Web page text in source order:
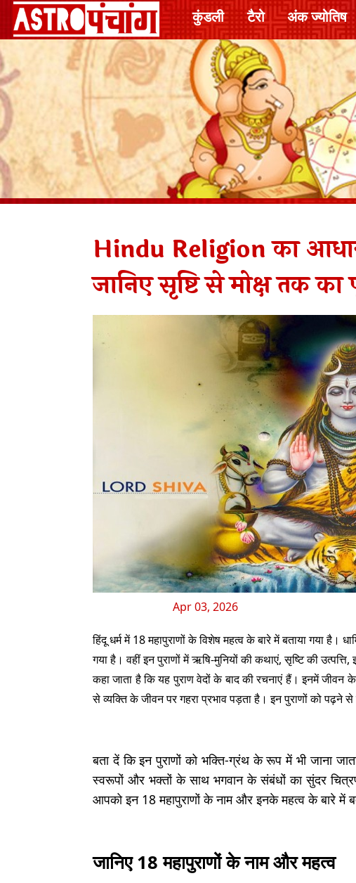
कुंडली टैरो अंक ज्योतिष
Hindu Religion का
जानिए सृष्टि से मोक्ष तक का
Apr 03, 2026
हिंदू धर्म में 18 महापुराणों के विशेष महत्व के बारे में बताया गया है।
गया है। वहीं इन पुराणों में ऋषि-मुनियों की कथाएं, सृष्टि की
कहा जाता है कि यह पुराण वेदों के बाद की रचनाएं हैं। इनमें जीवन
से व्यक्ति के जीवन पर गहरा प्रभाव पड़ता है। इन पुराणों को पढ़ने
बता दें कि इन पुराणों को भक्ति-ग्रंथ के रूप में भी जाना
स्वरूपों और भक्तों के साथ भगवान के संबंधों का सुंदर
आपको इन 18 महापुराणों के नाम और इनके महत्व के बारे में
जानिए 18 महापुराणों के नाम और महत्व